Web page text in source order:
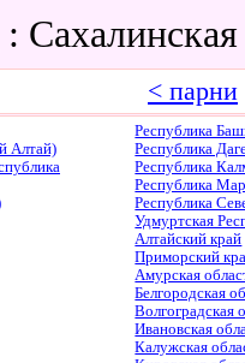
:
< парни
Республика
Алтай)
Республика
Республика
Республика
Республика
Удмуртская
Алтайский край
Приморский
Амурская
Белгородская
Волгоградская
Ивановская
Калужская